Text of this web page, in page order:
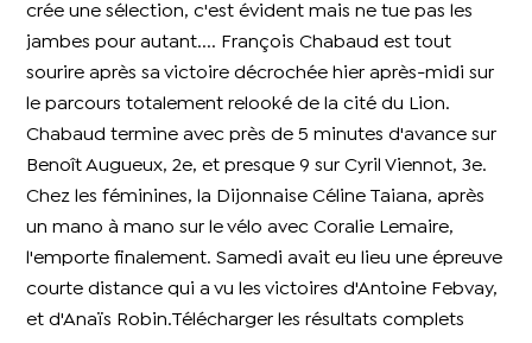
crée une sélection, c'est évident mais ne tue pas les
jambes pour autant.... François Chabaud est tout
sourire après sa victoire décrochée hier après-midi sur
le parcours totalement relooké de la cité du Lion.
Chabaud termine avec près de 5 minutes d'avance sur
Benoît Augueux, 2e, et presque 9 sur Cyril Viennot, 3e.
Chez les féminines, la Dijonnaise Céline Taiana, après
un mano à mano sur le vélo avec Coralie Lemaire,
l'emporte finalement. Samedi avait eu lieu une épreuve
courte distance qui a vu les victoires d'Antoine Febvay,
et d'Anaïs Robin.Télécharger les résultats complets